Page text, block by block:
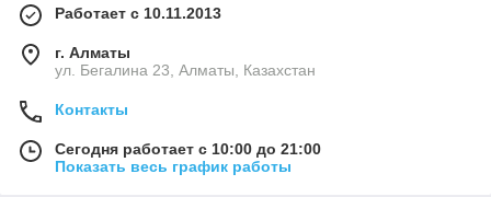
Работает с 10.11.2013
г. Алматы
ул. Бегалина 23, Алматы, Казахстан
Контакты
Сегодня работает с 10:00 до 21:00
Показать весь график работы